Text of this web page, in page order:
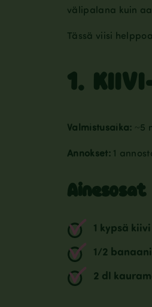
välipalana kuin
Tässä viisi
1.
Valmistusaika: ~5
Annokset:1
Ainesosat
1 kypsä kiivi
1/2 banaani
2 dl